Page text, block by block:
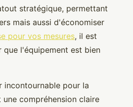
stratégique, permettant
mais aussi d'économiser
pour vos mesures, il est
que l'équipement est bien
incontournable pour la
compréhension claire